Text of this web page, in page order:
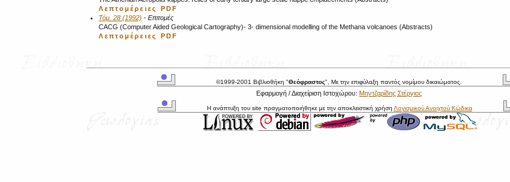
Λεπτομέρειες
PDF
Τόμ. 28 (1992) - Επιτομές
CACG (Computer Aided Geological Cartography)- 3- dimensional modelling of the Methana volcanoes (Abstracts)
Λεπτομέρειες
PDF
©1999-2001 Βιβλιοθήκη "Θεόφραστος", Με την επιφύλαξη παντός νομίμου δικαιώματος.
Εφαρμογή / Διαχείριση Ιστοχώρου:Μηντζαρίδης Στέργιος
Η ανάπτυξη του site πραγματοποιήθηκε με την αποκλειστική χρήση Λογισμικού Ανοιχτού Κώδικα